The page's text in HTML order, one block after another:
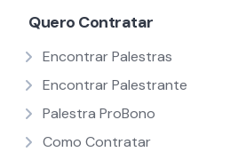
Quero Contratar
Encontrar Palestras
Encontrar Palestrante
Palestra ProBono
Como Contratar